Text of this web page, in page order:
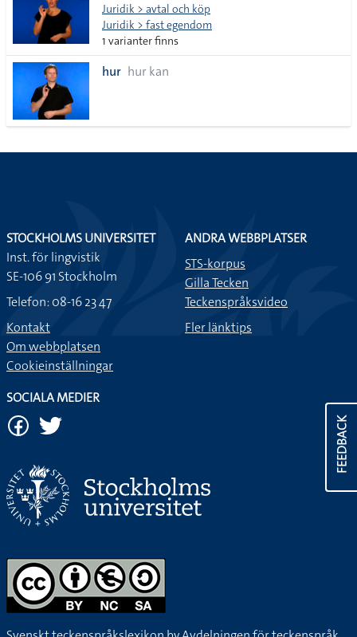
Juridik > avtal och köp
Juridik > fast egendom
1 varianter finns
hur hur kan
FEEDBACK
STOCKHOLMS UNIVERSITET
Inst. för lingvistik
SE-106 91 Stockholm
Telefon: 08-16 23 47
Kontakt
Om webbplatsen
Cookieinställningar
ANDRA WEBBPLATSER
STS-korpus
Gilla Tecken
Teckenspråksvideo
Fler länktips
SOCIALA MEDIER